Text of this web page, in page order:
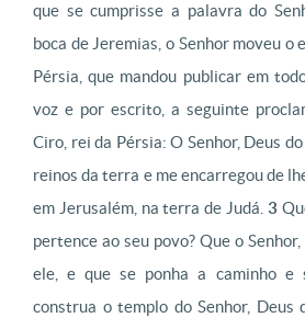
que se cumprisse a palavra do
boca de Jeremias, o Senhor moveu o
Pérsia, que mandou publicar em
voz e por escrito, a seguinte
Ciro, rei da Pérsia: O Senhor, Deus
reinos da terra e me encarregou de
em Jerusalém, na terra de Judá. 3
pertence ao seu povo? Que o
ele, e que se ponha a caminho e
construa o templo do Senhor, Deus